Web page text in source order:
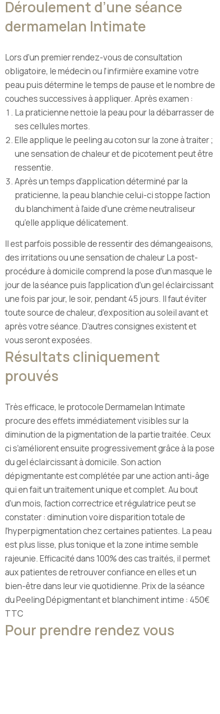
Déroulement d’une séance
dermamelan Intimate
Lors d’un premier rendez-vous de consultation
obligatoire, le médecin ou l’infirmière examine votre
peau puis détermine le temps de pause et le nombre de
couches successives à appliquer. Après examen :
La praticienne nettoie la peau pour la débarrasser de
ses cellules mortes.
Elle applique le peeling au coton sur la zone à traiter ;
une sensation de chaleur et de picotement peut être
ressentie.
Après un temps d’application déterminé par la
praticienne, la peau blanchie celui-ci stoppe l’action
du blanchiment à l’aide d’une crème neutraliseur
qu’elle applique délicatement.
Il est parfois possible de ressentir des démangeaisons,
des irritations ou une sensation de chaleur La post-
procédure à domicile comprend la pose d’un masque le
jour de la séance puis l’application d’un gel éclaircissant
une fois par jour, le soir, pendant 45 jours. Il faut éviter
toute source de chaleur, d’exposition au soleil avant et
après votre séance. D’autres consignes existent et
vous seront exposées.
Résultats cliniquement
prouvés
Très efficace, le protocole Dermamelan Intimate
procure des effets immédiatement visibles sur la
diminution de la pigmentation de la partie traitée. Ceux
ci s’améliorent ensuite progressivement grâce à la pose
du gel éclaircissant à domicile. Son action
dépigmentante est complétée par une action anti-âge
qui en fait un traitement unique et complet. Au bout
d’un mois, l’action correctrice et régulatrice peut se
constater : diminution voire disparition totale de
l’hyperpigmentation chez certaines patientes. La peau
est plus lisse, plus tonique et la zone intime semble
rajeunie. Efficacité dans 100% des cas traités, il permet
aux patientes de retrouver confiance en elles et un
bien-être dans leur vie quotidienne. Prix de la séance
du Peeling Dépigmentant et blanchiment intime : 450€
TTC
Pour prendre rendez vous